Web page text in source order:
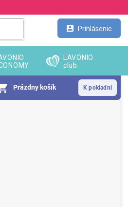
Prihlásenie
Prázdny košík
LAVONIO
club
5 ks